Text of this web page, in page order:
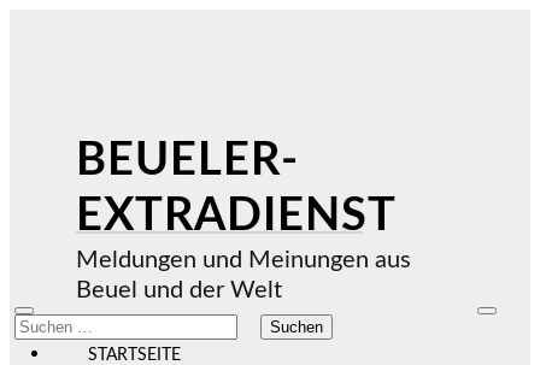
BEUELER-
EXTRADIENST
Meldungen und Meinungen aus
Beuel und der Welt
Mobile-
Menü
ein-/ausblenden
Suchen
nach:
STARTSEITE